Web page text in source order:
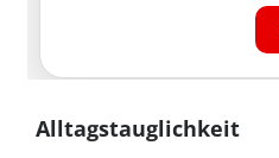
Alltagstauglichkeit